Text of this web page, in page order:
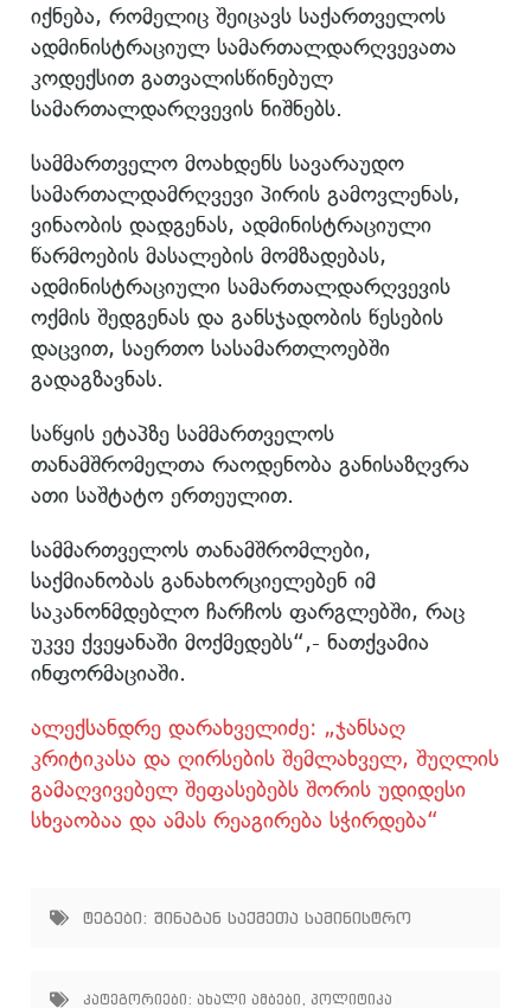
იქნება, რომელიც შეიცავს საქართველოს
ადმინისტრაციულ სამართალდარღვევათა
კოდექსით გათვალისწინებულ
სამართალდარღვევის ნიშნებს.
სამმართველო მოახდენს სავარაუდო
სამართალდამრღვევი პირის გამოვლენას,
ვინაობის დადგენას, ადმინისტრაციული
წარმოების მასალების მომზადებას,
ადმინისტრაციული სამართალდარღვევის
ოქმის შედგენას და განსჯადობის წესების
დაცვით, საერთო სასამართლოებში
გადაგზავნას.
საწყის ეტაპზე სამმართველოს
თანამშრომელთა რაოდენობა განისაზღვრა
ათი საშტატო ერთეულით.
სამმართველოს თანამშრომლები,
საქმიანობას განახორციელებენ იმ
საკანონმდებლო ჩარჩოს ფარგლებში, რაც
უკვე ქვეყანაში მოქმედებს“,- ნათქვამია
ინფორმაციაში.
ალექსანდრე დარახველიძე: „ჯანსაღ
კრიტიკასა და ღირსების შემლახველ, შუღლის
გამაღვივებელ შეფასებებს შორის უდიდესი
სხვაობაა და ამას რეაგირება სჭირდება“
ტეგები: შინაგან საქმეთა სამინისტრო
კატეგორიები: ახალი ამბები , პოლიტიკა